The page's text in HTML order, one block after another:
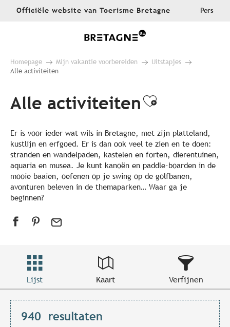
AllerOfficiële website van Toerisme Bretagne Pers
Homepage Mijn vakantie voorbereiden
Uitstapjes
Alle activiteiten
Alle activiteitenAjouter
Er is voor ieder wat wils in Bretagne, met zijn platteland,
kustlijn en erfgoed. Er is dan ook veel te zien en te doen:
stranden en wandelpaden, kastelen en forten, dierentuinen,
aquaria en musea. Je kunt kanoën en paddle-boarden in de
mooie baaien, oefenen op je swing op de golfbanen,
avonturen beleven in de themaparken… Waar ga je
beginnen?
Lijst Kaart Verfijnen
940 resultaten